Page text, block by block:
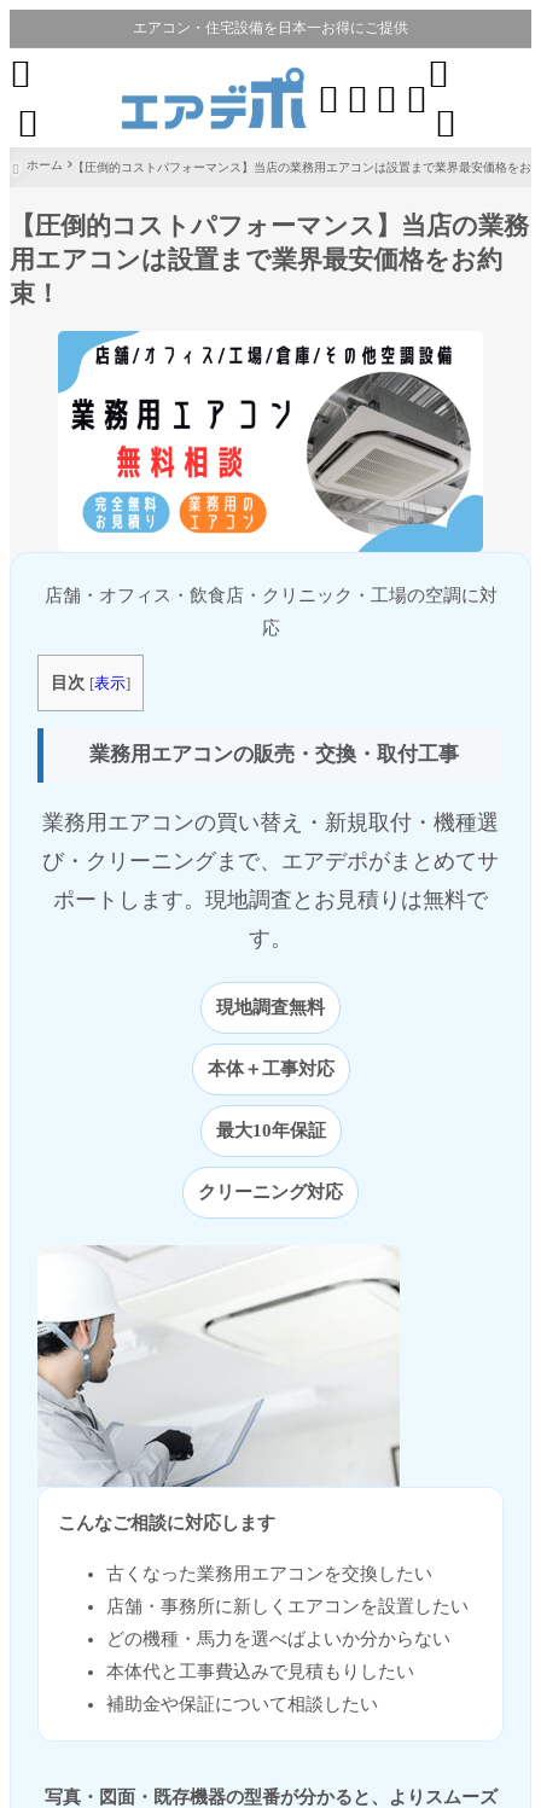
エアコン・住宅設備を日本一お得にご提供
   




 ホーム 【圧倒的コストパフォーマンス】当店の業務用エアコンは設置まで業界最安価格をお
【圧倒的コストパフォーマンス】当店の業務
用エアコンは設置まで業界最安価格をお約
束！
店舗・オフィス・飲食店・クリニック・工場の空調に対
応
目次 [表示]
業務用エアコンの販売・交換・取付工事
業務用エアコンの買い替え・新規取付・機種選
び・クリーニングまで、エアデポがまとめてサ
ポートします。現地調査とお見積りは無料で
す。
現地調査無料
本体＋工事対応
最大10年保証
クリーニング対応
こんなご相談に対応します
古くなった業務用エアコンを交換したい
店舗・事務所に新しくエアコンを設置したい
どの機種・馬力を選べばよいか分からない
本体代と工事費込みで見積もりしたい
補助金や保証について相談したい
写真・図面・既存機器の型番が分かると、よりスムーズ